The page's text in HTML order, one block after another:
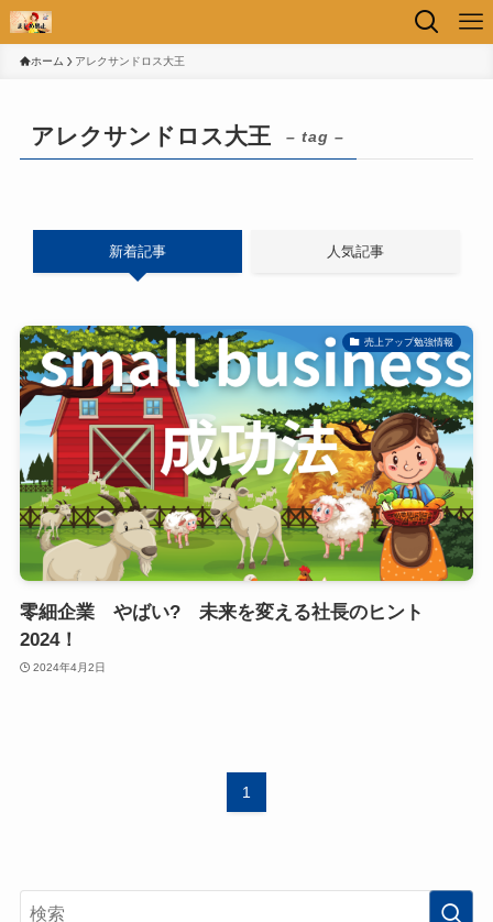
ホーム アレクサンドロス大王
アレクサンドロス大王 – tag –
新着記事 人気記事
売上アップ勉強情報
零細企業 やばい? 未来を変える社長のヒント
2024！
2024年4月2日
1